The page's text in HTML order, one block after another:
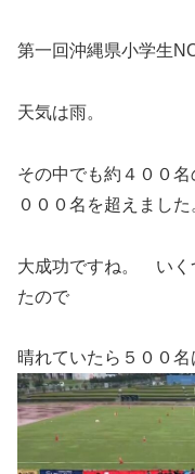
第一回沖縄県小学生
天気は雨。
その中でも約４００
０００名を超えました
大成功ですね。 いく
たので
晴れていたら５００